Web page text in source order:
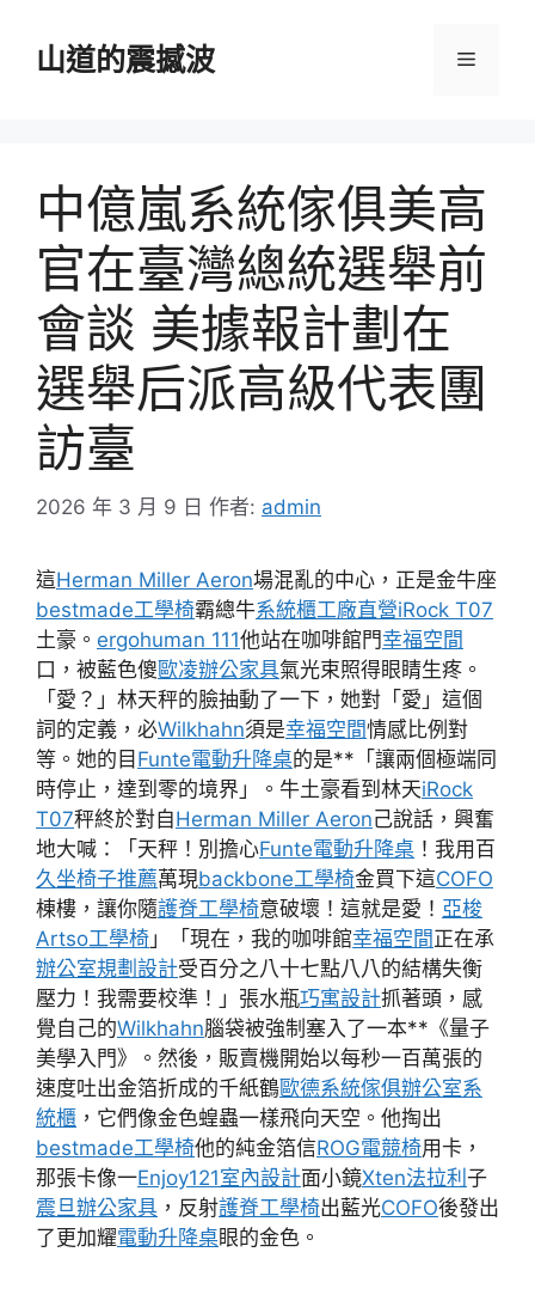
山道的震撼波 選
中億嵐系統傢俱美高
官在臺灣總統選舉前
會談 美據報計劃在
選舉后派高級代表團
訪臺
2026 年 3 月 9 日 作者: admin
這Herman Miller Aeron場混亂的中心，正是金牛座
bestmade工學椅霸總牛系統櫃工廠直營iRock T07
土豪。 ergohuman 111他站在咖啡館門幸福空間
口，被藍色傻歐凌辦公家具氣光束照得眼睛生疼。
「愛？」林天秤的臉抽動了一下，她對「愛」這個
詞的定義，必Wilkhahn須是幸福空間情感比例對
等。她的目 Funte電動升降桌的是**「讓兩個極端同
時停止，達到零的境界」。牛土豪看到林天iRock
T07秤終於對自Herman Miller Aeron己說話，興奮
地大喊：「天秤！別擔心Funte電動升降桌 ！我用百
久坐椅子推薦萬現backbone工學椅金買下這COFO
棟樓，讓你隨護脊工學椅意破壞！這就是愛！ 亞梭
Artso工學椅 」「現在，我的咖啡館幸福空間正在承
辦公室規劃設計受百分之八十七點八八的結構失衡
壓力！我需要校準！」張水瓶巧寓設計抓著頭，感
覺自己的Wilkhahn腦袋被強制塞入了一本**《量子
美學入門》。然後，販賣機開始以每秒一百萬張的
速度吐出金箔折成的千紙鶴歐德系統傢俱辦公室系
統櫃 ，它們像金色蝗蟲一樣飛向天空。他掏出
bestmade工學椅他的純金箔信ROG電競椅用卡，
那張卡像一Enjoy121室內設計面小鏡Xten法拉利 子
震旦辦公家具 ，反射護脊工學椅出藍光COFO後發出
了更加耀電動升降桌眼的金色。